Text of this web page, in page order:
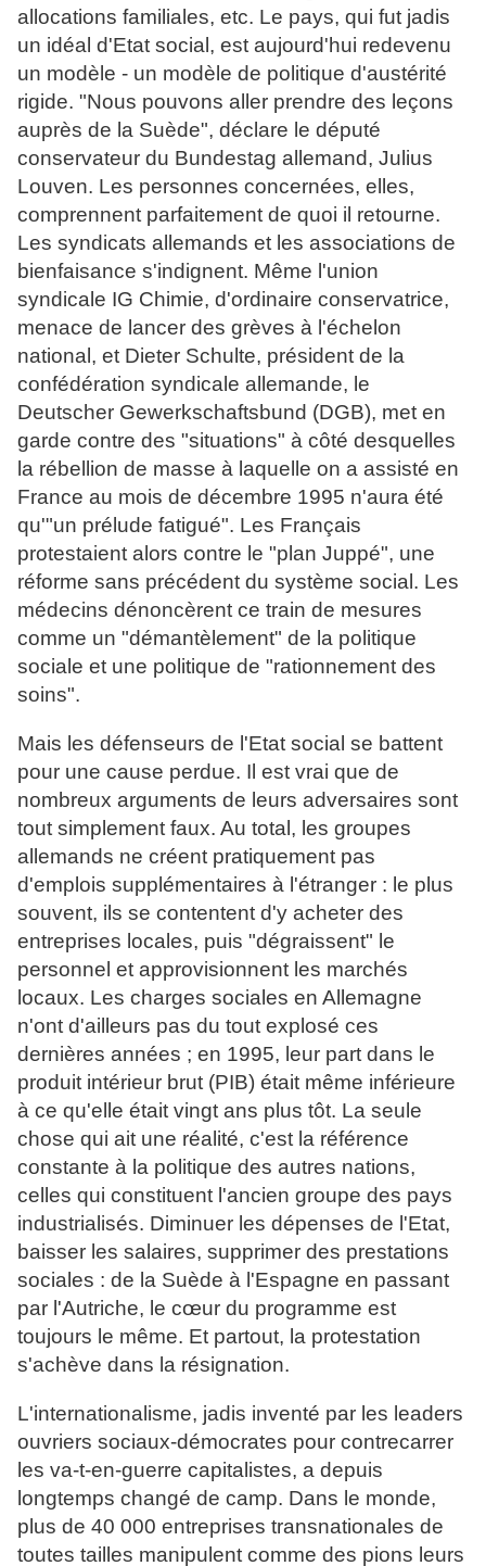
allocations familiales, etc. Le pays, qui fut jadis
un idéal d'Etat social, est aujourd'hui redevenu
un modèle - un modèle de politique d'austérité
rigide. "Nous pouvons aller prendre des leçons
auprès de la Suède", déclare le député
conservateur du Bundestag allemand, Julius
Louven. Les personnes concernées, elles,
comprennent parfaitement de quoi il retourne.
Les syndicats allemands et les associations de
bienfaisance s'indignent. Même l'union
syndicale IG Chimie, d'ordinaire conservatrice,
menace de lancer des grèves à l'échelon
national, et Dieter Schulte, président de la
confédération syndicale allemande, le
Deutscher Gewerkschaftsbund (DGB), met en
garde contre des "situations" à côté desquelles
la rébellion de masse à laquelle on a assisté en
France au mois de décembre 1995 n'aura été
qu'"un prélude fatigué". Les Français
protestaient alors contre le "plan Juppé", une
réforme sans précédent du système social. Les
médecins dénoncèrent ce train de mesures
comme un "démantèlement" de la politique
sociale et une politique de "rationnement des
soins".
Mais les défenseurs de l'Etat social se battent
pour une cause perdue. Il est vrai que de
nombreux arguments de leurs adversaires sont
tout simplement faux. Au total, les groupes
allemands ne créent pratiquement pas
d'emplois supplémentaires à l'étranger : le plus
souvent, ils se contentent d'y acheter des
entreprises locales, puis "dégraissent" le
personnel et approvisionnent les marchés
locaux. Les charges sociales en Allemagne
n'ont d'ailleurs pas du tout explosé ces
dernières années ; en 1995, leur part dans le
produit intérieur brut (PIB) était même inférieure
à ce qu'elle était vingt ans plus tôt. La seule
chose qui ait une réalité, c'est la référence
constante à la politique des autres nations,
celles qui constituent l'ancien groupe des pays
industrialisés. Diminuer les dépenses de l'Etat,
baisser les salaires, supprimer des prestations
sociales : de la Suède à l'Espagne en passant
par l'Autriche, le cœur du programme est
toujours le même. Et partout, la protestation
s'achève dans la résignation.
L'internationalisme, jadis inventé par les leaders
ouvriers sociaux-démocrates pour contrecarrer
les va-t-en-guerre capitalistes, a depuis
longtemps changé de camp. Dans le monde,
plus de 40 000 entreprises transnationales de
toutes tailles manipulent comme des pions leurs